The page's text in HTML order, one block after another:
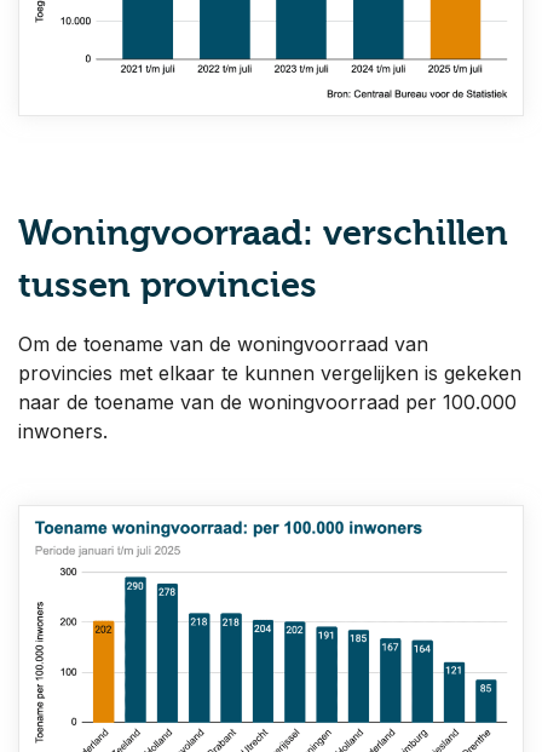
Woningvoorraad: verschillen
tussen provincies
Om de toename van de woningvoorraad van
provincies met elkaar te kunnen vergelijken is gekeken
naar de toename van de woningvoorraad per 100.000
inwoners.